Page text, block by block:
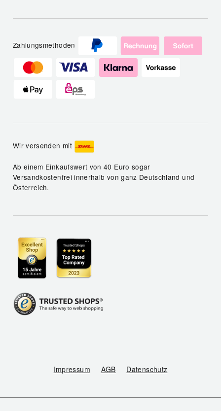
Zahlungsmethoden
Wir versenden mit
Ab einem Einkaufswert von 40 Euro sogar
Versandkostenfrei innerhalb von ganz Deutschland und
Österreich.
Impressum AGB Datenschutz